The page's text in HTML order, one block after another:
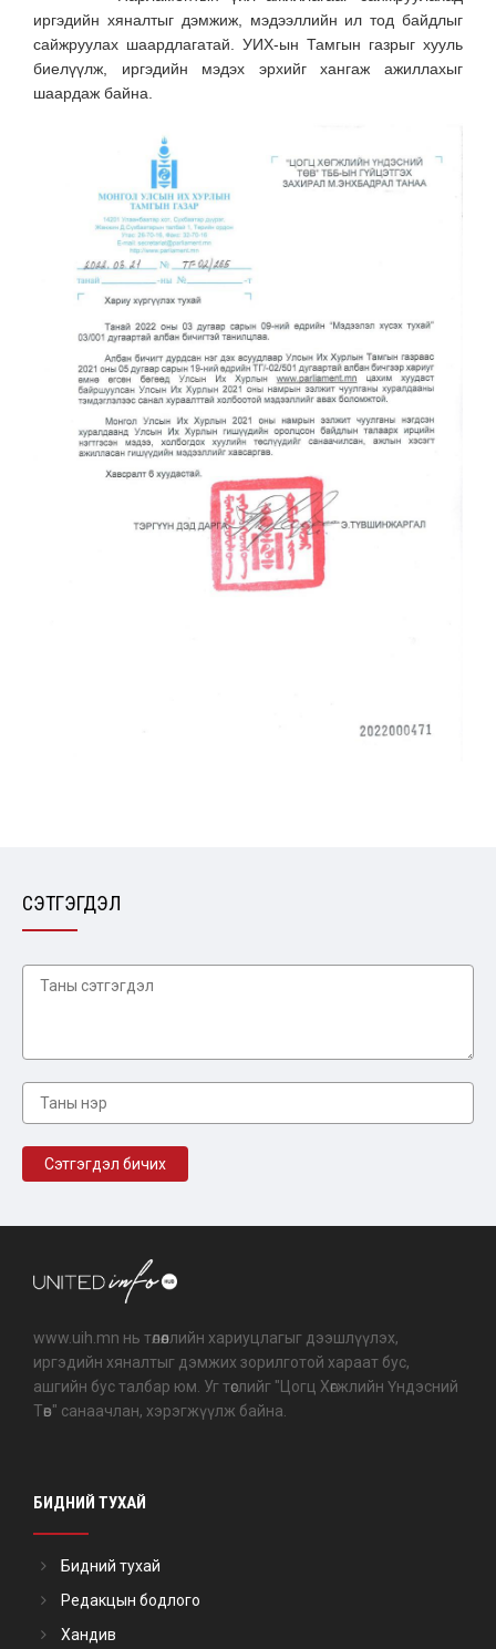
иргэдийн хяналтыг дэмжиж, мэдээллийн ил тод байдлыг
сайжруулах шаардлагатай. УИХ-ын Тамгын газрыг хууль
биелүүлж, иргэдийн мэдэх эрхийг хангаж ажиллахыг
шаардаж байна.
СЭТГЭГДЭЛ
www.uih.mn нь төлөөллийн хариуцлагыг дээшлүүлэх,
иргэдийн хяналтыг дэмжих зорилготой хараат бус,
ашгийн бус талбар юм. Уг төслийг "Цогц Хөгжлийн Үндэсний
Төв" санаачлан, хэрэгжүүлж байна.
БИДНИЙ ТУХАЙ
Бидний тухай
Редакцын бодлого
Хандив